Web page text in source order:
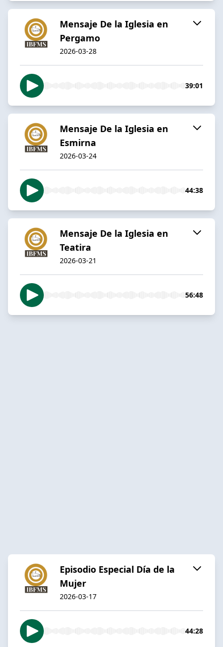
Mensaje De la Iglesia en
Pergamo
2026-03-28
39:01
Mensaje De la Iglesia en
Esmirna
2026-03-24
44:38
Mensaje De la Iglesia en
Teatira
2026-03-21
56:48
Episodio Especial Día de la
Mujer
2026-03-17
44:28